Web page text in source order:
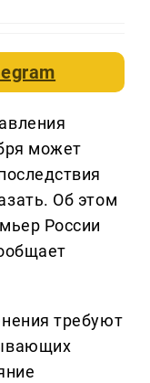
может
Об этом
России
требуют